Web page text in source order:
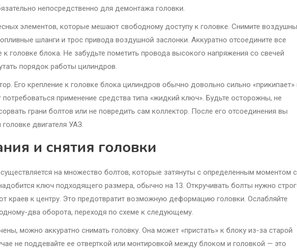
непосредственно для демонтажа головки.
элементов, которые мешают свободному доступу к головке. Снимите
шланги и трос привода воздушной заслонки. Аккуратно отсоедините все
головке блока. Не забудьте пометить провода высокого напряжения со свечей
порядок работы цилиндров.
Его крепление к головке блока цилиндров обычно довольно сильно «прикипает»
применение средства типа «жидкий ключ». Будьте осторожны, не
грани болтов или не повредить сам коллектор. После его отсоединения вы
двигателя УАЗ.
и снятия головки
на множество болтов, которые затянуты с определенным моментом
ключ подходящего размера, обычно на 13. Откручивать болты нужно
краев к центру. Это предотвратит возможную деформацию головки. Ослабляйте
два оборота, переходя по схеме к следующему.
можно аккуратно снимать головку. Она может «пристать» к блоку из-за старой
не поддевайте ее отверткой или монтировкой между блоком и головкой — это